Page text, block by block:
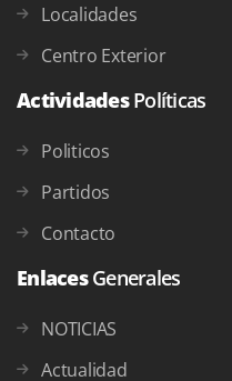
Localidades
Centro Exterior
ActividadesPolíticas
Politicos
Partidos
Contacto
EnlacesGenerales
NOTICIAS
Actualidad